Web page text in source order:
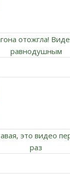
отожгла!
равнодушным
это видео
раз